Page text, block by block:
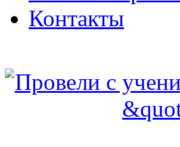
Контакты